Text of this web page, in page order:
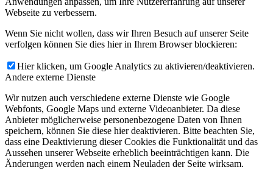
Webseite zu verbessern.
Wenn Sie nicht wollen, dass wir Ihren Besuch auf unserer Seite
verfolgen können Sie dies hier in Ihrem Browser blockieren:
Hier klicken, um Google Analytics zu aktivieren/deaktivieren.
Andere externe Dienste
Wir nutzen auch verschiedene externe Dienste wie Google
Webfonts, Google Maps und externe Videoanbieter. Da diese
Anbieter möglicherweise personenbezogene Daten von Ihnen
speichern, können Sie diese hier deaktivieren. Bitte beachten Sie,
dass eine Deaktivierung dieser Cookies die Funktionalität und das
Aussehen unserer Webseite erheblich beeinträchtigen kann. Die
Änderungen werden nach einem Neuladen der Seite wirksam.